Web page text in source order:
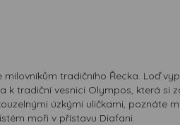
tradičního Řecka. Loď
k tradiční vesnici Olympos, která
úzkými uličkami, poznáte
moři v přístavu Diafani.